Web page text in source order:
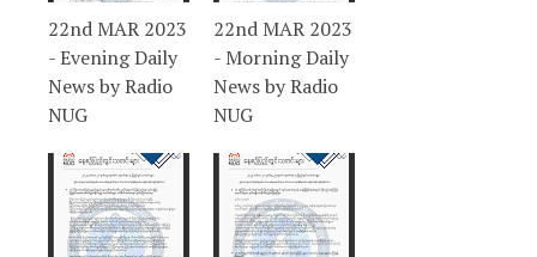
22nd MAR 2023
- Evening Daily
News by Radio
NUG
22nd MAR 2023
- Morning Daily
News by Radio
NUG